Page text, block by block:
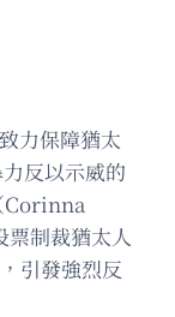
力保障猶太
反以示威的
Corinna
制裁猶太人
引發強烈反